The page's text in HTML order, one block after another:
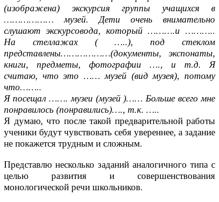
(изображена) экскурсия группы учащихся в
……………… музей. Дети очень внимательно
слушают экскурсовода, который ……….и ………..
На стеллажах ( …..), под стеклом
представлены………………(документы, экспонаты,
книги, предметы, фотографии …., и т.д. Я
считаю, что это …… музей (вид музея), потому
что……..
Я посещал ……. музеи (музей )…… Больше всего мне
понравилось (понравились)…., т.к. …..
Я думаю, что после такой предварительной работы
ученики будут чувствовать себя увереннее, а задание
не покажется трудным и сложным.
Представлю несколько заданий аналогичного типа с
целью развития и совершенствования
монологической речи школьников.